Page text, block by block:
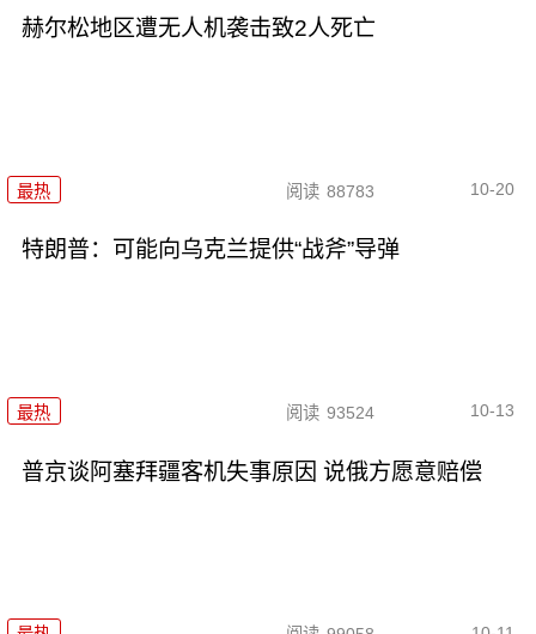
赫尔松地区遭无人机袭击致2人死亡
最热 阅读 88783 10-20
特朗普：可能向乌克兰提供“战斧”导弹
最热 阅读 93524 10-13
普京谈阿塞拜疆客机失事原因 说俄方愿意赔偿